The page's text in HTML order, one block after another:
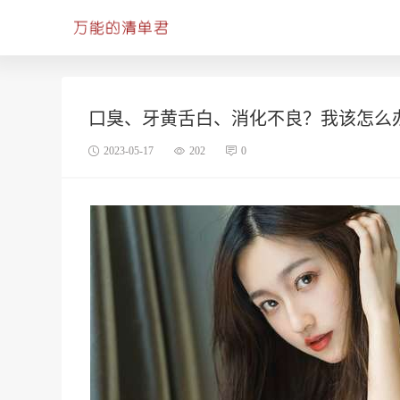
口臭、牙黄舌白、消化不良？我该怎么
2023-05-17 202 0